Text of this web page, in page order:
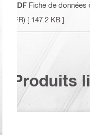
PDF Fiche de données
(FR) [ 147.2 KB ]
Produits